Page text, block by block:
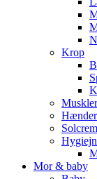
Krop
Mor & baby